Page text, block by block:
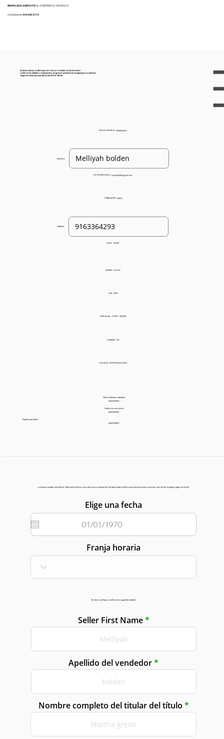
REMOLQUE GRATUITOAL COMPRAR SU VEHÍCULO
Contáctenos:916 932 3113
¡Buenas noticias, tu oferta para el <marca> <modelo> es de $<monto>!
Confirme los detalles a continuación y programe una fecha de recogida para su vehículo.
Tenga en cuenta que esta oferta vencerá el <fecha>.
Número de oferta: 93205022451
Nombre:
Correo electrónico: roseliyah50@gmail.com
Código postal: 95818
Teléfono:
Hacer: Honda
Modelo: Accord
Año: 2004
Kilometraje: 175,001 - 200,000
Unidades: No
Comienza: Will With Jump Start
Piezas faltantes o dañadas:
<placeholder>
Daños a la carrocería:
<placeholder>
Papeleo que tienes:
<placeholder>
¿Listo para aceptar esta oferta? Selecciona la fecha y hora de tu cita a continuación. Introduce toda la información necesaria para concertar una cita de recogida y pago con GGAR.
Elige una fecha
Franja horaria
Por favor verifique y confirme los siguientes detalles:
Seller First Name
Apellido del vendedor
Nombre completo del titular del título